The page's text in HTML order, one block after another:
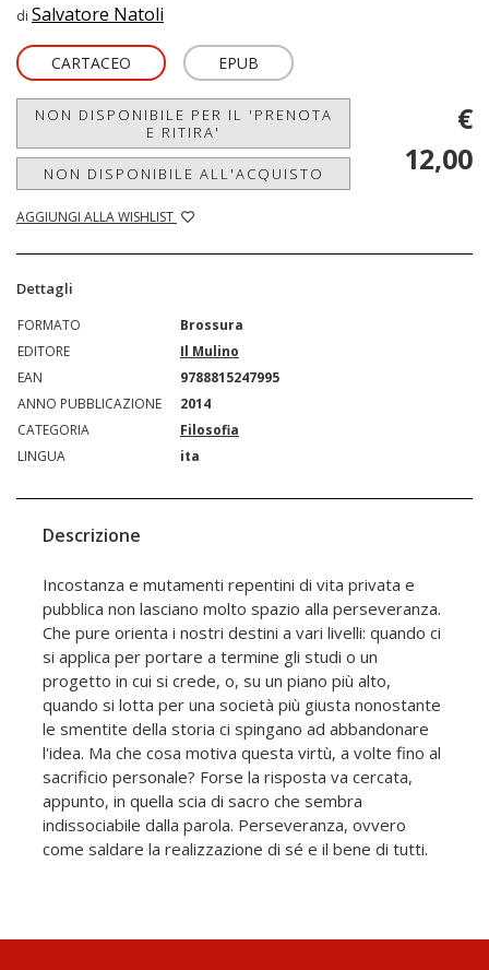
di Salvatore Natoli
CARTACEO EPUB
NON DISPONIBILE PER IL 'PRENOTA
E RITIRA'
NON DISPONIBILE ALL'ACQUISTO
AGGIUNGI ALLA WISHLIST
€
12,00
Dettagli
FORMATO
Brossura
EDITORE
Il Mulino
EAN
9788815247995
ANNO PUBBLICAZIONE
2014
CATEGORIA
Filosofia
LINGUA
ita
Descrizione
Incostanza e mutamenti repentini di vita privata e
pubblica non lasciano molto spazio alla perseveranza.
Che pure orienta i nostri destini a vari livelli: quando ci
si applica per portare a termine gli studi o un
progetto in cui si crede, o, su un piano più alto,
quando si lotta per una società più giusta nonostante
le smentite della storia ci spingano ad abbandonare
l'idea. Ma che cosa motiva questa virtù, a volte fino al
sacrificio personale? Forse la risposta va cercata,
appunto, in quella scia di sacro che sembra
indissociabile dalla parola. Perseveranza, ovvero
come saldare la realizzazione di sé e il bene di tutti.